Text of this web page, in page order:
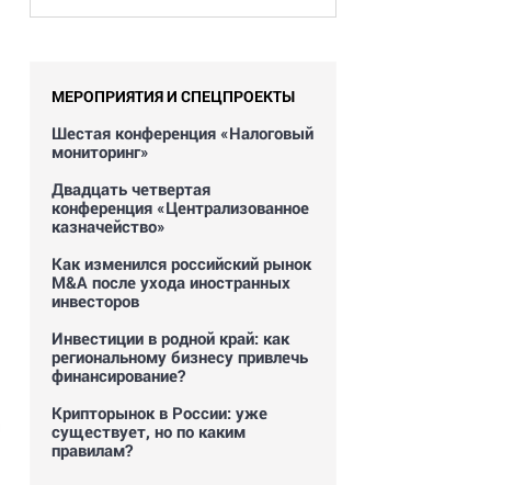
МЕРОПРИЯТИЯ И СПЕЦПРОЕКТЫ
Шестая конференция «Налоговый
мониторинг»
Двадцать четвертая
конференция «Централизованное
казначейство»
Как изменился российский рынок
M&A после ухода иностранных
инвесторов
Инвестиции в родной край: как
региональному бизнесу привлечь
финансирование?
Крипторынок в России: уже
существует, но по каким
правилам?